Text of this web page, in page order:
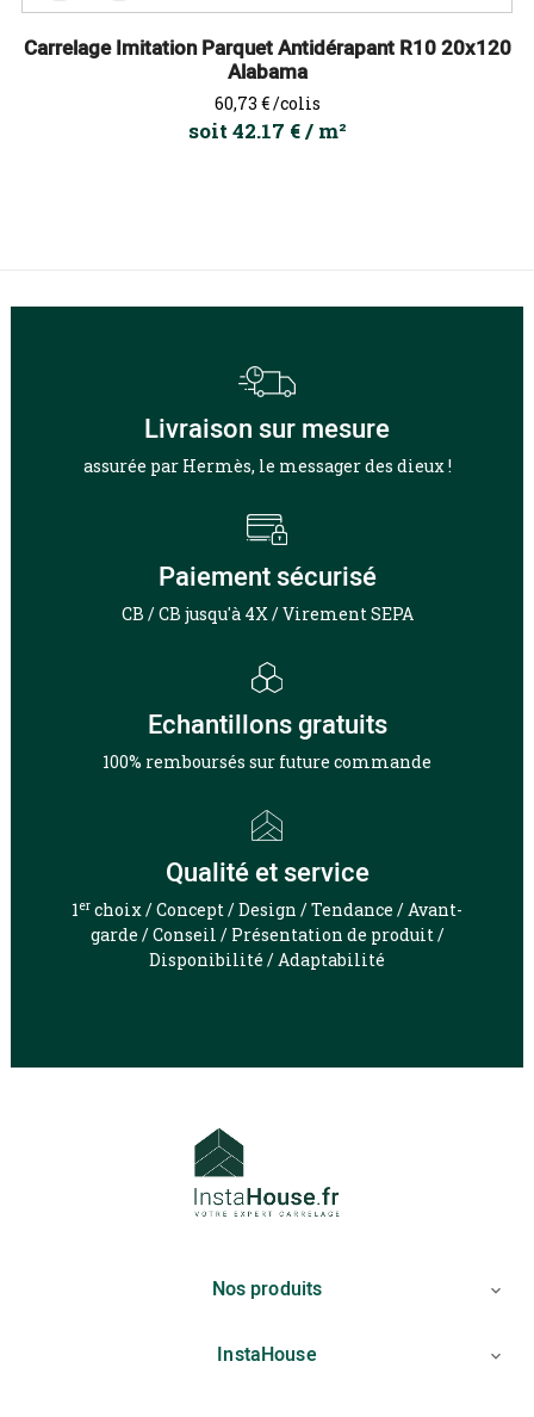
Carrelage Imitation Parquet Antidérapant R10 20x120
Alabama
Prix
60,73 €/colis
soit 42.17 € / m²
Livraison sur mesure
assurée par Hermès, le messager des dieux !
Paiement sécurisé
CB / CB jusqu'à 4X / Virement SEPA
Echantillons gratuits
100% remboursés sur future commande
Qualité et service
1er choix / Concept / Design / Tendance / Avant-
garde / Conseil / Présentation de produit /
Disponibilité / Adaptabilité
Nos produits 
InstaHouse 